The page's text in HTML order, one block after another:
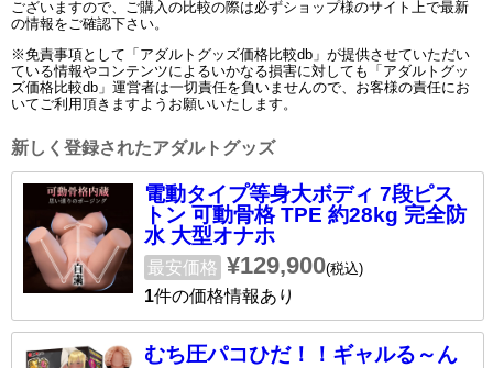
ございますので、ご購入の比較の際は必ずショップ様のサイト上で最新
の情報をご確認下さい。
※免責事項として「アダルトグッズ価格比較db」が提供させていただい
ている情報やコンテンツによるいかなる損害に対しても「アダルトグッ
ズ価格比較db」運営者は一切責任を負いませんので、お客様の責任にお
いてご利用頂きますようお願いいたします。
新しく登録されたアダルトグッズ
電動タイプ等身大ボディ 7段ピス
トン 可動骨格 TPE 約28kg 完全防
水 大型オナホ
最安価格 ¥129,900(税込)
1件の価格情報あり
むち圧パコひだ！！ギャルる～ん